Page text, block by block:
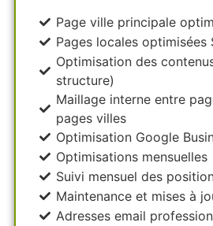
Page ville principale
Pages locales optimisées
Optimisation des
structure)
Maillage interne entre
pages villes
Optimisation Google
Optimisations mensuelles
Suivi mensuel des
Maintenance et mises à
Adresses email